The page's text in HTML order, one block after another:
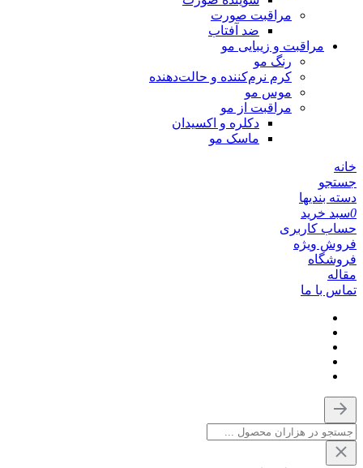
مراقبت صورت
ضد آفتاب
مراقبت و زیبایی مو
رنگ مو
کرم نرم‌کننده و حالت‌دهنده
موس مو
مراقبت از مو
دکلره و اکسیدان
ماسک مو
خانه
جستجو
دسته بندیها
0سبد خرید
حساب کاربری
فروش ویژه
فروشگاه
مقاله
تماس با ما